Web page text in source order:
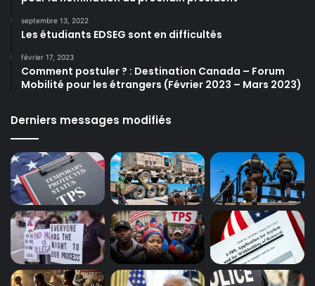
septembre 13, 2022
Les étudiants EDSEG sont en difficultés
février 17, 2023
Comment postuler ? : Destination Canada – Forum
Mobilité pour les étrangers (Février 2023 – Mars 2023)
Derniers messages modifiés